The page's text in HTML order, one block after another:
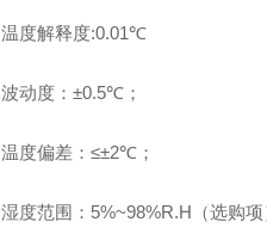
温度解释度:0.01℃
波动度： ±0.5℃；
温度偏差： ≤±2℃；
湿度范围： 5%~98%R.H（选购